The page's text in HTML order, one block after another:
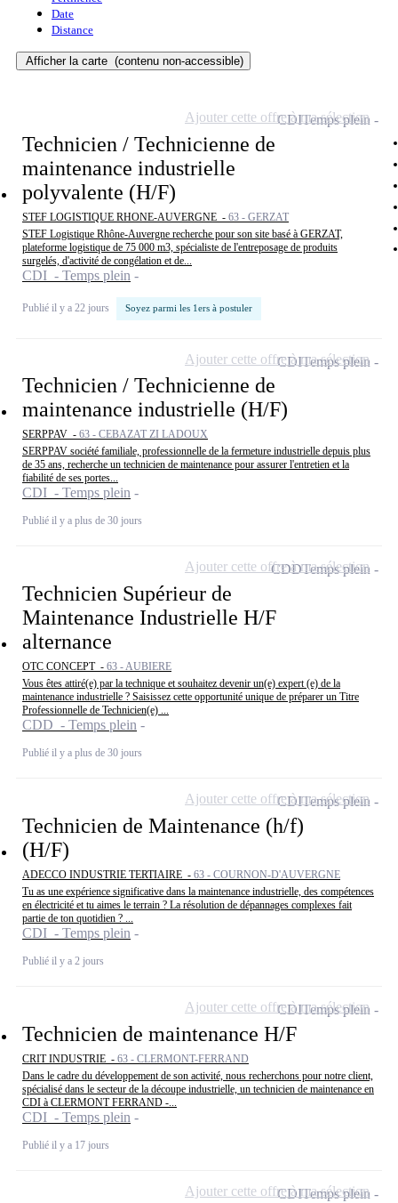
Date
Distance
Afficher la carte (contenu non-accessible)
Technicien / Technicienne de
maintenance industrielle
polyvalente (H/F)
STEF LOGISTIQUE RHONE-AUVERGNE - 63 - GERZAT
STEF Logistique Rhône-Auvergne recherche pour son site basé à GERZAT,
plateforme logistique de 75 000 m3, spécialiste de l'entreposage de produits
surgelés, d'activité de congélation et de...
CDI - Temps plein
Publié il y a 22 jours Soyez parmi les 1ers à postuler
CDITemps plein
Ajouter cette offre à ma sélection
Technicien / Technicienne de
maintenance industrielle (H/F)
SERPPAV - 63 - CEBAZAT ZI LADOUX
SERPPAV société familiale, professionnelle de la fermeture industrielle depuis plus
de 35 ans, recherche un technicien de maintenance pour assurer l'entretien et la
fiabilité de ses portes...
CDI - Temps plein
Publié il y a plus de 30 jours
CDITemps plein
Ajouter cette offre à ma sélection
Technicien Supérieur de
Maintenance Industrielle H/F
alternance
OTC CONCEPT - 63 - AUBIERE
Vous êtes attiré(e) par la technique et souhaitez devenir un(e) expert (e) de la
maintenance industrielle ? Saisissez cette opportunité unique de préparer un Titre
Professionnelle de Technicien(e) ...
CDD - Temps plein
Publié il y a plus de 30 jours
CDDTemps plein
Ajouter cette offre à ma sélection
Technicien de Maintenance (h/f)
(H/F)
ADECCO INDUSTRIE TERTIAIRE - 63 - COURNON-D'AUVERGNE
Tu as une expérience significative dans la maintenance industrielle, des compétences
en électricité et tu aimes le terrain ? La résolution de dépannages complexes fait
partie de ton quotidien ? ...
CDI - Temps plein
Publié il y a 2 jours
CDITemps plein
Ajouter cette offre à ma sélection
Technicien de maintenance H/F
CRIT INDUSTRIE - 63 - CLERMONT-FERRAND
Dans le cadre du développement de son activité, nous recherchons pour notre client,
spécialisé dans le secteur de la découpe industrielle, un technicien de maintenance en
CDI à CLERMONT FERRAND -...
CDI - Temps plein
Publié il y a 17 jours
CDITemps plein
Ajouter cette offre à ma sélection
CDITemps plein
Ajouter cette offre à ma sélection